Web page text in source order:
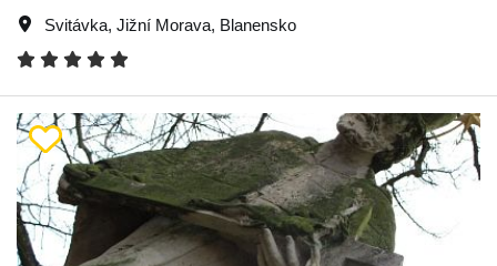
Svitávka, Jižní Morava, Blanensko